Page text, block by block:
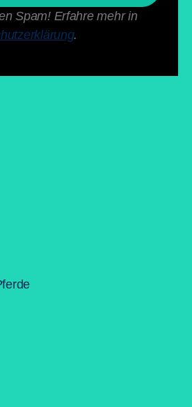
Spam! Erfahre mehr in
.